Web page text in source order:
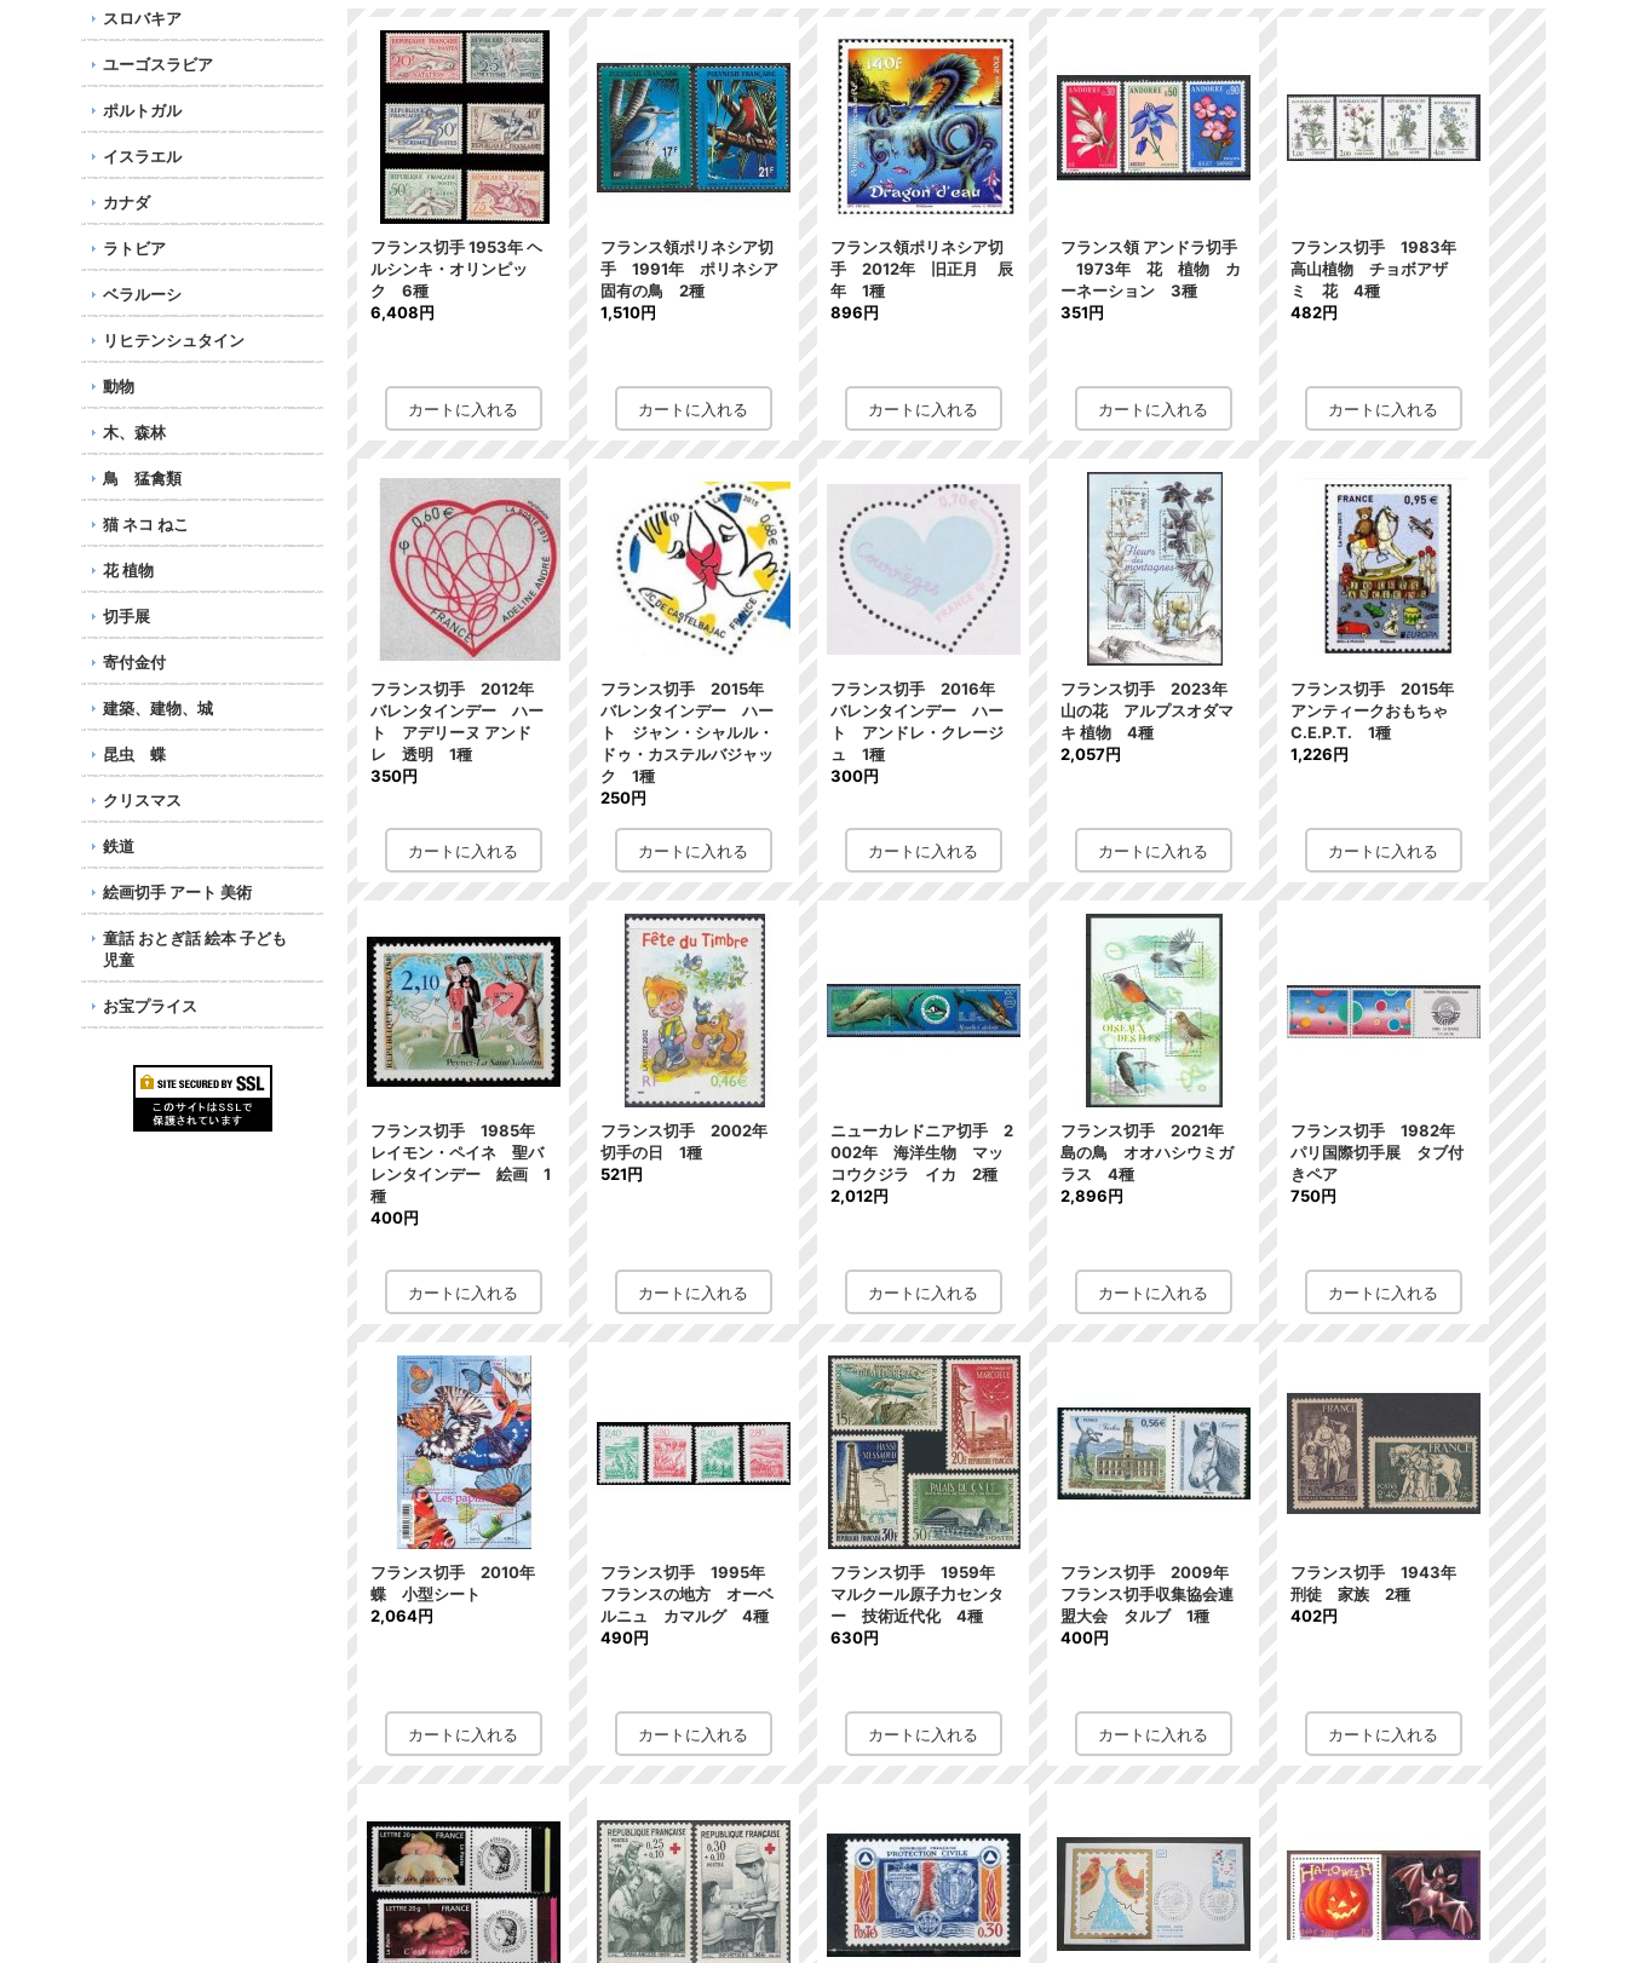
スロバキア
ユーゴスラビア
ポルトガル
イスラエル
カナダ
ラトビア
ベラルーシ
リヒテンシュタイン
動物
木、森林
鳥 猛禽類
猫 ネコ ねこ
花 植物
切手展
寄付金付
建築、建物、城
昆虫 蝶
クリスマス
鉄道
絵画切手 アート 美術
童話 おとぎ話 絵本 子ども
児童
お宝プライス
フランス切手 1953年 ヘ
ルシンキ・オリンピッ
ク 6種
6,408円
フランス領ポリネシア切
手 1991年 ポリネシア
固有の鳥 2種
1,510円
フランス領ポリネシア切
手 2012年 旧正月 辰
年 1種
896円
フランス領 アンドラ切手
1973年 花 植物 カ
ーネーション 3種
351円
フランス切手 1983年
高山植物 チョボアザ
ミ 花 4種
482円
フランス切手 2012年
バレンタインデー ハー
ト アデリーヌ アンド
レ 透明 1種
350円
フランス切手 2015年
バレンタインデー ハー
ト ジャン・シャルル・
ドゥ・カステルバジャッ
ク 1種
250円
フランス切手 2016年
バレンタインデー ハー
ト アンドレ・クレージ
ュ 1種
300円
フランス切手 2023年
山の花 アルプスオダマ
キ 植物 4種
2,057円
フランス切手 2015年
アンティークおもちゃ
C.E.P.T. 1種
1,226円
フランス切手 1985年
レイモン・ペイネ 聖バ
レンタインデー 絵画 1
種
400円
フランス切手 2002年
切手の日 1種
521円
ニューカレドニア切手 2
002年 海洋生物 マッ
コウクジラ イカ 2種
2,012円
フランス切手 2021年
島の鳥 オオハシウミガ
ラス 4種
2,896円
フランス切手 1982年
パリ国際切手展 タブ付
きペア
750円
フランス切手 2010年
蝶 小型シート
2,064円
フランス切手 1995年
フランスの地方 オーベ
ルニュ カマルグ 4種
490円
フランス切手 1959年
マルクール原子力センタ
ー 技術近代化 4種
630円
フランス切手 2009年
フランス切手収集協会連
盟大会 タルブ 1種
400円
フランス切手 1943年
刑徒 家族 2種
402円